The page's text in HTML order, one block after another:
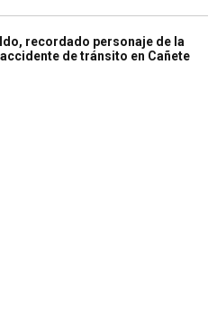
recordado personaje de la
de tránsito en Cañete